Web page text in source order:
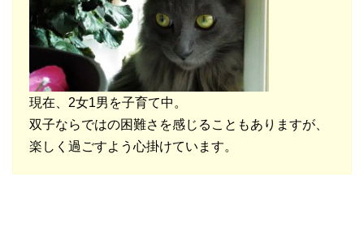
現在、2女1男を子育て中。
双子ならではの困難さを感じることもありますが、
楽しく過ごすよう心掛けています。